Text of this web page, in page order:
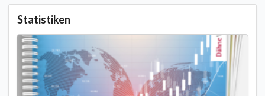
Statistiken